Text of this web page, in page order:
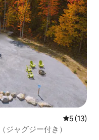
レビュー
5 (13)
ジャグジー付き）